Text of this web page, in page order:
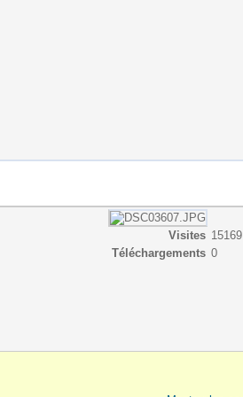
Visites 15169
Téléchargements 0